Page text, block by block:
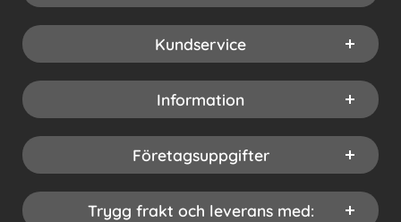
Kundservice
Information
Företagsuppgifter
Trygg frakt och leverans med: